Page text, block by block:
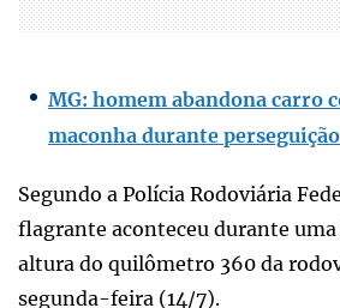
MG: homem abandona carro
maconha durante perseguição
Segundo a Polícia Rodoviária
flagrante aconteceu durante
altura do quilômetro 360 da
segunda-feira (14/7).